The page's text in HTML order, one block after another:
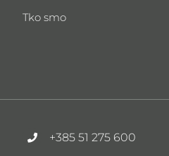
Tko smo
+385 51 275 600